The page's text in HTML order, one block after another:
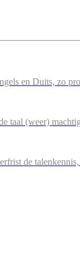
en Duits, zo
taal (weer)
de